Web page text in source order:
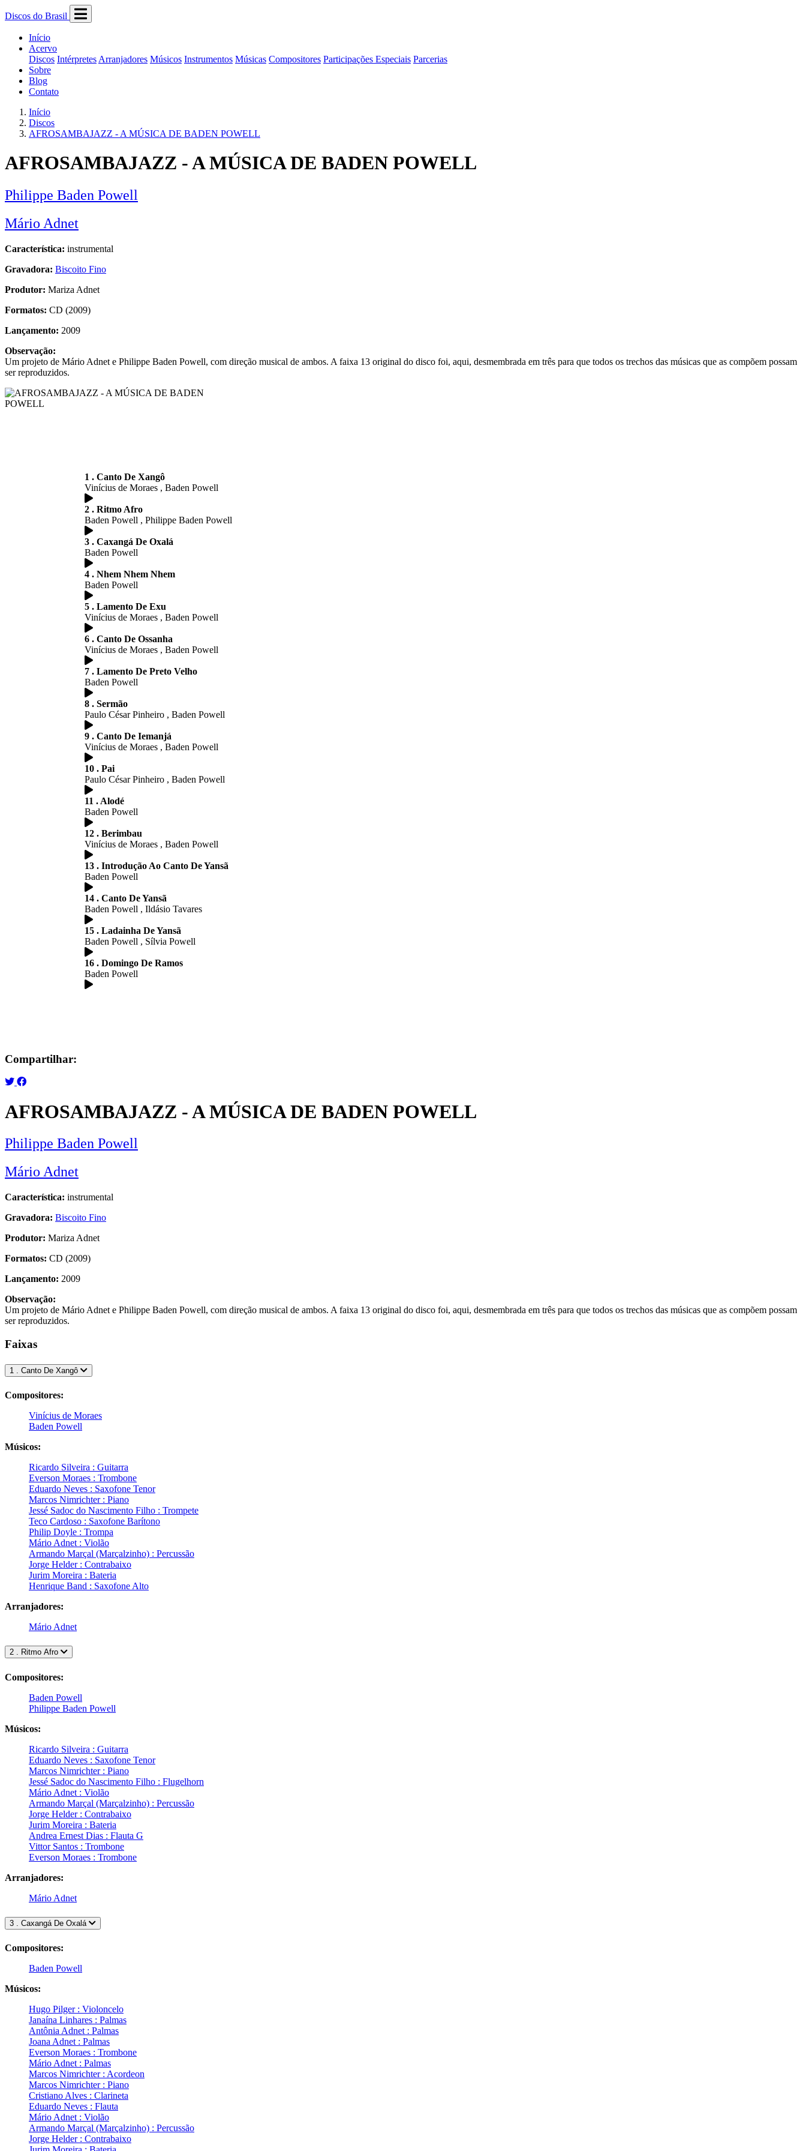
Discos do Brasil
Início
Acervo
Discos Intérpretes Arranjadores Músicos Instrumentos Músicas Compositores Participações Especiais Parcerias
Sobre
Blog
Contato
Início
Discos
AFROSAMBAJAZZ - A MÚSICA DE BADEN POWELL
AFROSAMBAJAZZ - A MÚSICA DE BADEN POWELL
Philippe Baden Powell
Mário Adnet
Característica: instrumental
Gravadora: Biscoito Fino
Produtor: Mariza Adnet
Formatos: CD (2009)
Lançamento: 2009
Observação:
Um projeto de Mário Adnet e Philippe Baden Powell, com direção musical de ambos. A faixa 13 original do disco foi, aqui, desmembrada em três para que todos os trechos das músicas que as compõem possam
ser reproduzidos.
1 . Canto De Xangô
Vinícius de Moraes , Baden Powell
2 . Ritmo Afro
Baden Powell , Philippe Baden Powell
3 . Caxangá De Oxalá
Baden Powell
4 . Nhem Nhem Nhem
Baden Powell
5 . Lamento De Exu
Vinícius de Moraes , Baden Powell
6 . Canto De Ossanha
Vinícius de Moraes , Baden Powell
7 . Lamento De Preto Velho
Baden Powell
8 . Sermão
Paulo César Pinheiro , Baden Powell
9 . Canto De Iemanjá
Vinícius de Moraes , Baden Powell
10 . Pai
Paulo César Pinheiro , Baden Powell
11 . Alodé
Baden Powell
12 . Berimbau
Vinícius de Moraes , Baden Powell
13 . Introdução Ao Canto De Yansã
Baden Powell
14 . Canto De Yansã
Baden Powell , Ildásio Tavares
15 . Ladainha De Yansã
Baden Powell , Sílvia Powell
16 . Domingo De Ramos
Baden Powell
Compartilhar:
AFROSAMBAJAZZ - A MÚSICA DE BADEN POWELL
Philippe Baden Powell
Mário Adnet
Característica: instrumental
Gravadora: Biscoito Fino
Produtor: Mariza Adnet
Formatos: CD (2009)
Lançamento: 2009
Observação:
Um projeto de Mário Adnet e Philippe Baden Powell, com direção musical de ambos. A faixa 13 original do disco foi, aqui, desmembrada em três para que todos os trechos das músicas que as compõem possam
ser reproduzidos.
Faixas
1 . Canto De Xangô
Compositores:
Vinícius de Moraes
Baden Powell
Músicos:
Ricardo Silveira : Guitarra
Everson Moraes : Trombone
Eduardo Neves : Saxofone Tenor
Marcos Nimrichter : Piano
Jessé Sadoc do Nascimento Filho : Trompete
Teco Cardoso : Saxofone Barítono
Philip Doyle : Trompa
Mário Adnet : Violão
Armando Marçal (Marçalzinho) : Percussão
Jorge Helder : Contrabaixo
Jurim Moreira : Bateria
Henrique Band : Saxofone Alto
Arranjadores:
Mário Adnet
2 . Ritmo Afro
Compositores:
Baden Powell
Philippe Baden Powell
Músicos:
Ricardo Silveira : Guitarra
Eduardo Neves : Saxofone Tenor
Marcos Nimrichter : Piano
Jessé Sadoc do Nascimento Filho : Flugelhorn
Mário Adnet : Violão
Armando Marçal (Marçalzinho) : Percussão
Jorge Helder : Contrabaixo
Jurim Moreira : Bateria
Andrea Ernest Dias : Flauta G
Vittor Santos : Trombone
Everson Moraes : Trombone
Arranjadores:
Mário Adnet
3 . Caxangá De Oxalá
Compositores:
Baden Powell
Músicos:
Hugo Pilger : Violoncelo
Janaína Linhares : Palmas
Antônia Adnet : Palmas
Joana Adnet : Palmas
Everson Moraes : Trombone
Mário Adnet : Palmas
Marcos Nimrichter : Acordeon
Marcos Nimrichter : Piano
Cristiano Alves : Clarineta
Eduardo Neves : Flauta
Mário Adnet : Violão
Armando Marçal (Marçalzinho) : Percussão
Jorge Helder : Contrabaixo